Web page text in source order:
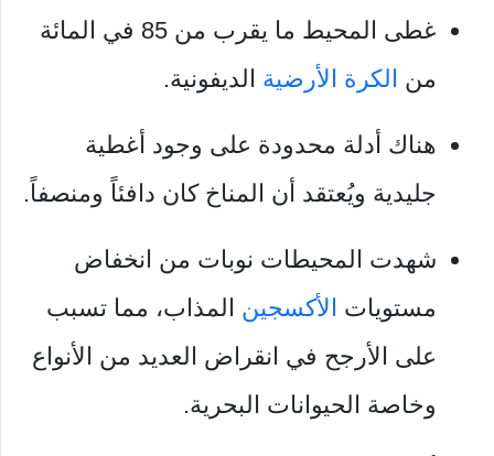
غطى المحيط ما يقرب من 85 في المائة
من الكرة الأرضية الديفونية.
هناك أدلة محدودة على وجود أغطية
جليدية ويُعتقد أن المناخ كان دافئاً ومنصفاً.
شهدت المحيطات نوبات من انخفاض
مستويات الأكسجين المذاب، مما تسبب
على الأرجح في انقراض العديد من الأنواع
وخاصة الحيوانات البحرية.